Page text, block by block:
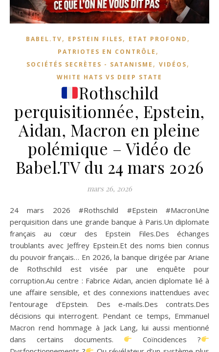
BABEL.TV, EPSTEIN FILES, ETAT PROFOND ,
PATRIOTES EN CONTRÔLE ,
SOCIÉTÉS SECRÈTES - SATANISME , VIDÉOS,
WHITE HATS VS DEEP STATE
Rothschild
perquisitionnée, Epstein,
Aidan, Macron en pleine
polémique – Vidéo de
Babel.TV du 24 mars 2026
mars 26, 2026
24 mars 2026 #Rothschild #Epstein #MacronUne
perquisition dans une grande banque à Paris.Un diplomate
français au cœur des Epstein Files.Des échanges
troublants avec Jeffrey Epstein.Et des noms bien connus
du pouvoir français… En 2026, la banque dirigée par Ariane
de Rothschild est visée par une enquête pour
corruption.Au centre : Fabrice Aidan, ancien diplomate lié à
une affaire sensible, et des connexions inattendues avec
l’entourage d’Epstein. Des e-mails.Des contrats.Des
décisions qui interrogent. Pendant ce temps, Emmanuel
Macron rend hommage à Jack Lang, lui aussi mentionné
dans certains documents.
Coïncidences ?